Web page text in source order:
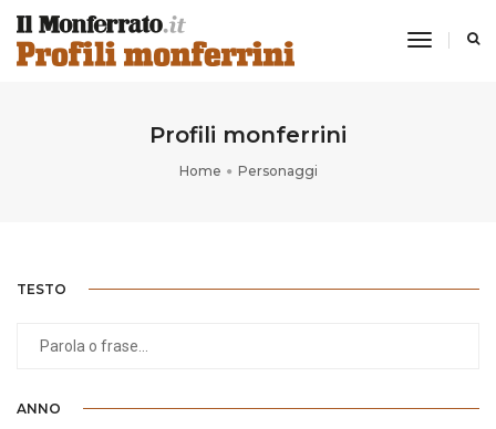
toggle
Profili monferrini
Home Personaggi
TESTO
ANNO